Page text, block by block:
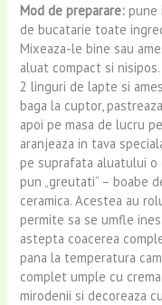
Mod de preparare: pune
de bucatarie toate
Mixeaza-le bine sau
aluat compact si
2 linguri de lapte si
baga la cuptor,
apoi pe masa de lucru
aranjeaza in tava
pe suprafata aluatului
pun „greutati” – boabe
ceramica. Acestea au
permite sa se umfle
astepta coacerea
pana la temperatura
complet umple cu
mirodenii si decoreaza